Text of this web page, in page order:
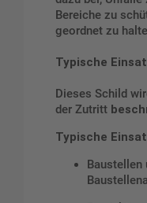
Bereiche zu
geordnet zu
Typische
Dieses Schild
der Zutritt
Typische
Baustellen